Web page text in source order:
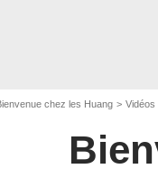
chez les Huang Vidéos